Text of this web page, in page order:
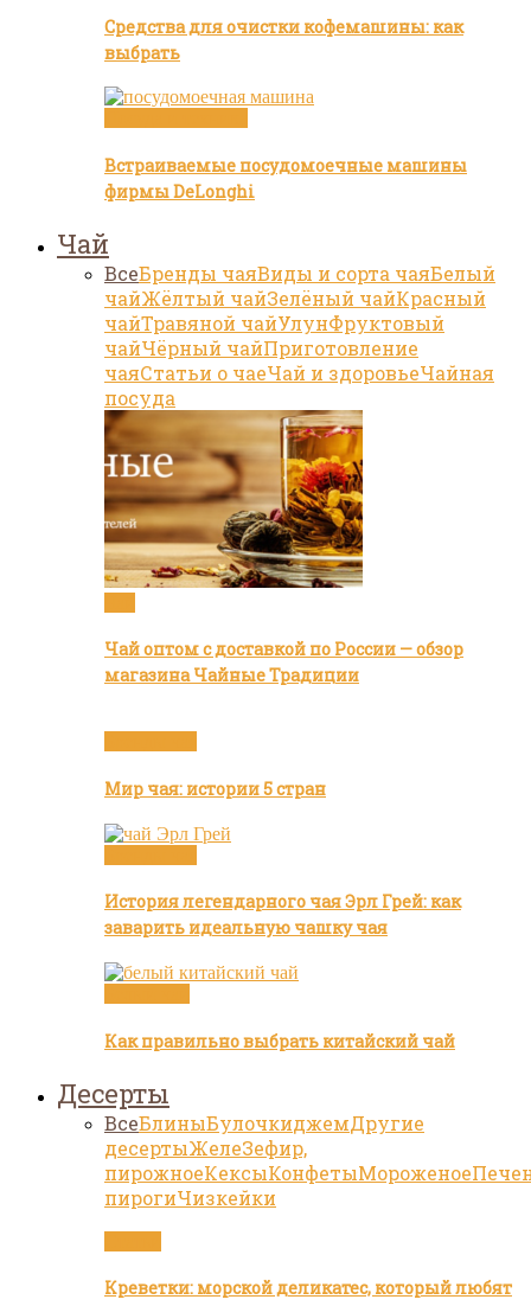
Средства для очистки кофемашины: как
выбрать
Встраиваемые посудомоечные машины
фирмы DeLonghi
Чай
ВсеБренды чаяВиды и сорта чаяБелый
чайЖёлтый чайЗелёный чайКрасный
чайТравяной чайУлунФруктовый
чайЧёрный чайПриготовление
чаяСтатьи о чаеЧай и здоровьеЧайная
посуда
Чай оптом с доставкой по России — обзор
магазина Чайные Традиции
Мир чая: истории 5 стран
История легендарного чая Эрл Грей: как
заварить идеальную чашку чая
Как правильно выбрать китайский чай
Десерты
ВсеБлиныБулочкиджемДругие
десертыЖелеЗефир,
пирожноеКексыКонфетыМороженое
пирогиЧизкейки
Креветки: морской деликатес, который любят